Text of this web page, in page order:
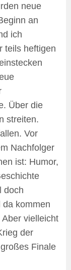
neue
an
ich
teils heftigen
Über die
streiten.
Vor
Nachfolger
ist: Humor,
doch
kommen
vielleicht
der
Finale